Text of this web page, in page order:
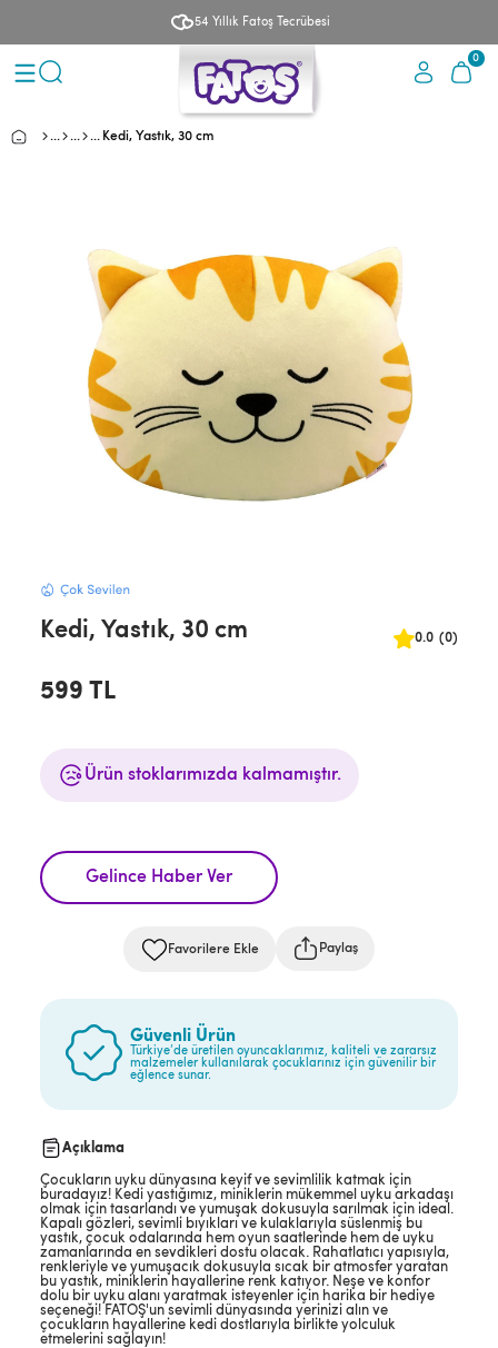
54 Yıllık Fatoş Tecrübesi
0
Kedi, Yastık, 30 cm
Kedi, Yastık, 30 cm 0.0 (0)
599 TL
Ürün stoklarımızda kalmamıştır.
Gelince Haber Ver
Favorilere Ekle Paylaş
Güvenli Ürün
Türkiye’de üretilen oyuncaklarımız, kaliteli ve zararsız
malzemeler kullanılarak çocuklarınız için güvenilir bir
eğlence sunar.
Açıklama
Çocukların uyku dünyasına keyif ve sevimlilik katmak için
buradayız! Kedi yastığımız, miniklerin mükemmel uyku arkadaşı
olmak için tasarlandı ve yumuşak dokusuyla sarılmak için ideal.
Kapalı gözleri, sevimli bıyıkları ve kulaklarıyla süslenmiş bu
yastık, çocuk odalarında hem oyun saatlerinde hem de uyku
zamanlarında en sevdikleri dostu olacak. Rahatlatıcı yapısıyla,
renkleriyle ve yumuşacık dokusuyla sıcak bir atmosfer yaratan
bu yastık, miniklerin hayallerine renk katıyor. Neşe ve konfor
dolu bir uyku alanı yaratmak isteyenler için harika bir hediye
seçeneği! FATOŞ'un sevimli dünyasında yerinizi alın ve
çocukların hayallerine kedi dostlarıyla birlikte yolculuk
etmelerini sağlayın!